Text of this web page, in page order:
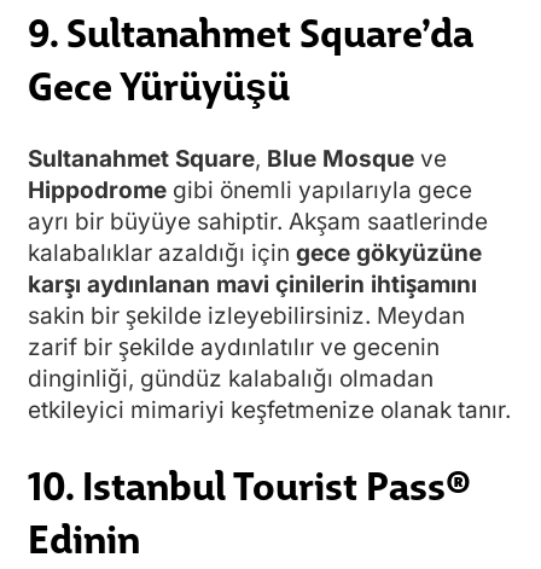
9. Sultanahmet Square’da
Gece Yürüyüşü
Sultanahmet Square, Blue Mosque ve
Hippodrome gibi önemli yapılarıyla gece
ayrı bir büyüye sahiptir. Akşam saatlerinde
kalabalıklar azaldığı için gece gökyüzüne
karşı aydınlanan mavi çinilerin ihtişamını
sakin bir şekilde izleyebilirsiniz. Meydan
zarif bir şekilde aydınlatılır ve gecenin
dinginliği, gündüz kalabalığı olmadan
etkileyici mimariyi keşfetmenize olanak tanır.
10. Istanbul Tourist Pass®
Edinin